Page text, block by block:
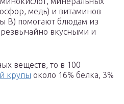
медь) и витаминов
В) помогают блюдам из
вкусными и
веществ, то в 100
крупы около 16% белка, 3%